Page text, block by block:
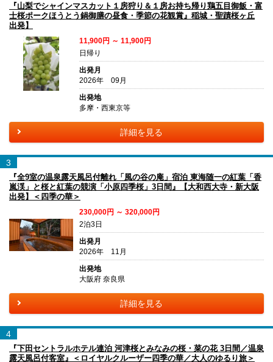
『山梨でシャインマスカット１房狩り＆１房お持ち帰り鶏五目御飯・富
士桜ポークほうとう鍋御膳の昼食・季節の花観賞』稲城・聖蹟桜ヶ丘
出発】
11,900円 ～ 11,900円
日帰り
出発月
2026年 09月
出発地
多摩・西東京等
詳細を見る
3
『全9室の温泉露天風呂付離れ「風の谷の庵」宿泊 東海随一の紅葉「香
嵐渓」と桜と紅葉の競演「小原四季桜」3日間』【大和西大寺・新大阪
出発】＜四季の華＞
230,000円 ～ 320,000円
2泊3日
出発月
2026年 11月
出発地
大阪府 奈良県
詳細を見る
4
『下田セントラルホテル連泊 河津桜とみなみの桜・菜の花 3日間／温泉
露天風呂付客室』＜ロイヤルクルーザー四季の華／大人のゆるり旅＞